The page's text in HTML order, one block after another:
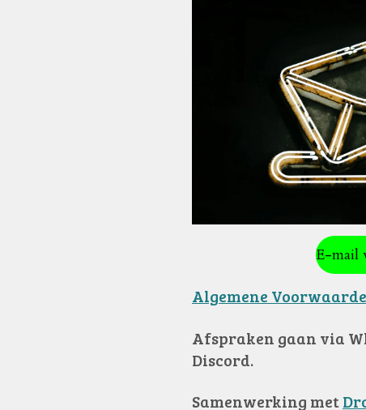
E-mail
Algemene
Afspraken gaan via
Discord.
Samenwerking met